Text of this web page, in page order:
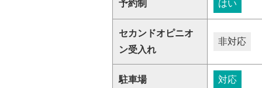
予約制 はい
セカンドオピニオ
ン受入れ
非対応
駐車場 対応